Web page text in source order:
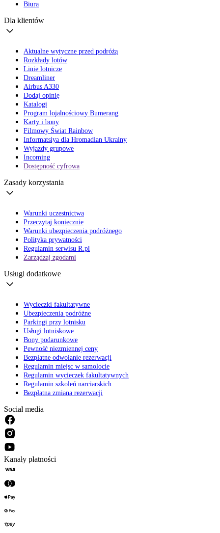
Biura
Dla klientów
Aktualne wytyczne przed podróżą
Rozkłady lotów
Linie lotnicze
Dreamliner
Airbus A330
Dodaj opinię
Katalogi
Program lojalnościowy Bumerang
Karty i bony
Filmowy Świat Rainbow
Informatsiya dla Hromadian Ukrainy
Wyjazdy grupowe
Incoming
Dostępność cyfrowa
Zasady korzystania
Warunki uczestnictwa
Przeczytaj koniecznie
Warunki ubezpieczenia podróżnego
Polityka prywatności
Regulamin serwisu R.pl
Zarządzaj zgodami
Usługi dodatkowe
Wycieczki fakultatywne
Ubezpieczenia podróżne
Parkingi przy lotnisku
Usługi lotniskowe
Bony podarunkowe
Pewność niezmiennej ceny
Bezpłatne odwołanie rezerwacji
Regulamin miejsc w samolocie
Regulamin wycieczek fakultatywnych
Regulamin szkoleń narciarskich
Bezpłatna zmiana rezerwacji
Social media
Kanały płatności